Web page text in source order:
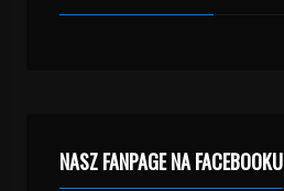
NASZ FANPAGE NA FACEBOOKU